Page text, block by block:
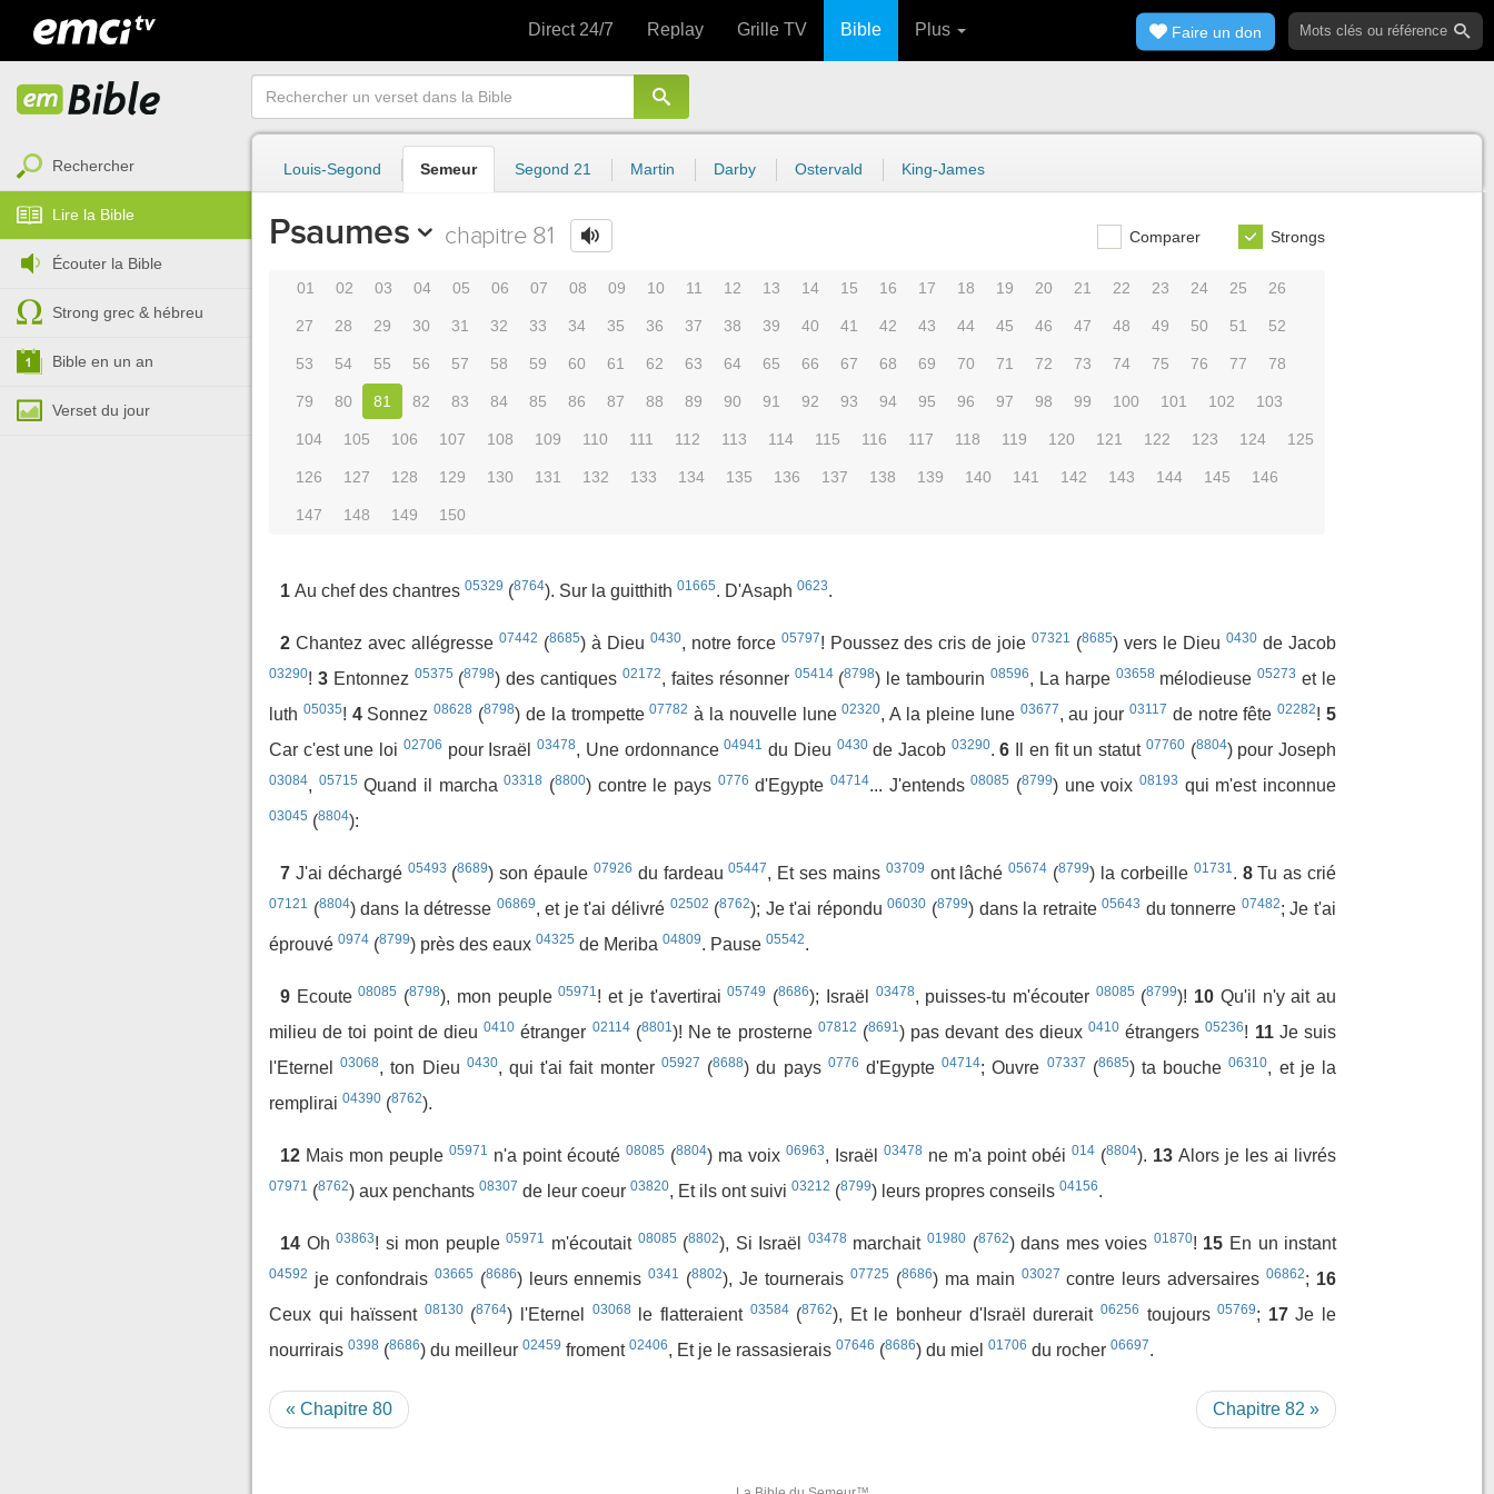
Direct 24/7 Replay Grille TV Bible Plus Faire un don
Rechercher
Lire la Bible
Écouter la Bible
Strong grec & hébreu
Bible en un an
Verset du jour
Louis-Segond Semeur Segond 21 Martin Darby Ostervald King-James
Psaumes chapitre 81 Comparer Strongs
01 02 03 04 05 06 07 08 09 10 11 12 13 14 15 16 17 18 19 20 21 22 23 24 25 26
27 28 29 30 31 32 33 34 35 36 37 38 39 40 41 42 43 44 45 46 47 48 49 50 51 52
53 54 55 56 57 58 59 60 61 62 63 64 65 66 67 68 69 70 71 72 73 74 75 76 77 78
79 80 81 82 83 84 85 86 87 88 89 90 91 92 93 94 95 96 97 98 99 100 101 102 103
104 105 106 107 108 109 110 111 112 113 114 115 116 117 118 119 120 121 122 123 124 125
126 127 128 129 130 131 132 133 134 135 136 137 138 139 140 141 142 143 144 145 146
147 148 149 150
1 Au chef des chantres 05329 (8764). Sur la guitthith 01665. D'Asaph 0623.
2 Chantez avec allégresse 07442 (8685) à Dieu 0430, notre force 05797! Poussez des cris de joie07321 (8685) vers le Dieu0430 de Jacob
03290! 3 Entonnez 05375 (8798) des cantiques02172, faites résonner 05414(8798) le tambourin08596, La harpe 03658mélodieuse05273 et le
luth 05035! 4 Sonnez08628 (8798) de la trompette07782 à la nouvelle lune02320, A la pleine lune 03677, au jour03117 de notre fête02282! 5
Car c'est une loi 02706 pour Israël03478, Une ordonnance04941 du Dieu 0430de Jacob 03290. 6 Il en fit un statut 07760(8804) pour Joseph
03084, 05715 Quand il marcha03318 (8800) contre le pays 0776 d'Egypte04714... J'entends08085 (8799) une voix08193 qui m'est inconnue
03045 (8804):
7 J'ai déchargé 05493 (8689) son épaule 07926 du fardeau05447, Et ses mains 03709 ont lâché05674 (8799) la corbeille 01731. 8 Tu as crié
07121 (8804) dans la détresse 06869, et je t'ai délivré 02502 (8762); Je t'ai répondu06030 (8799) dans la retraite05643 du tonnerre 07482; Je t'ai
éprouvé 0974 (8799) près des eaux 04325 de Meriba 04809. Pause 05542.
9 Ecoute08085 (8798), mon peuple05971! et je t'avertirai05749 (8686); Israël 03478, puisses-tu m'écouter 08085 (8799)! 10 Qu'il n'y ait au
milieu de toi point de dieu0410 étranger 02114(8801)! Ne te prosterne 07812 (8691) pas devant des dieux 0410 étrangers05236! 11 Je suis
l'Eternel03068, ton Dieu 0430, qui t'ai fait monter 05927 (8688) du pays 0776 d'Egypte04714; Ouvre 07337 (8685) ta bouche06310, et je la
remplirai 04390 (8762).
12 Mais mon peuple 05971 n'a point écouté 08085 (8804) ma voix 06963, Israël 03478 ne m'a point obéi 014 (8804). 13 Alors je les ai livrés
07971 (8762) aux penchants 08307 de leur coeur 03820, Et ils ont suivi 03212 (8799) leurs propres conseils 04156.
14 Oh03863! si mon peuple05971 m'écoutait 08085 (8802), Si Israël 03478marchait 01980(8762) dans mes voies 01870! 15 En un instant
04592 je confondrais 03665 (8686) leurs ennemis0341 (8802), Je tournerais 07725 (8686) ma main 03027 contre leurs adversaires06862; 16
Ceux qui haïssent 08130(8764) l'Eternel 03068le flatteraient 03584(8762), Et le bonheur d'Israël durerait 06256 toujours05769; 17 Je le
nourrirais 0398 (8686) du meilleur 02459 froment 02406, Et je le rassasierais 07646 (8686) du miel 01706 du rocher 06697.
« Chapitre 80 Chapitre 82 »